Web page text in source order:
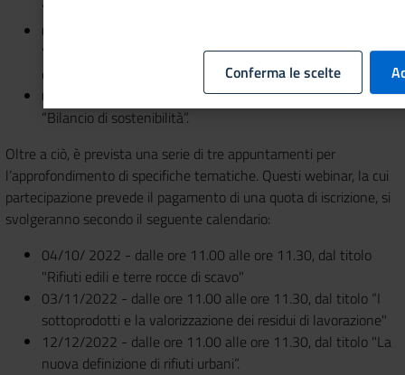
“Responsabilità estesa del produttore: principi generali”
08/11/2022, dalle ore 09.30 alle ore 11.00, dal titolo
“Digitalizzazione delle scritture ambientali”, webinar
dedicato a Vi.Vi.Fir
01/12/2022, dalle ore 09.30 alle ore 11.00, dal titolo
“Bilancio di sostenibilità”.
Oltre a ciò, è prevista una serie di tre appuntamenti per
l’approfondimento di specifiche tematiche. Questi webinar, la cui
partecipazione prevede il pagamento di una quota di iscrizione, si
svolgeranno secondo il seguente calendario:
04/10/ 2022 - dalle ore 11.00 alle ore 11.30, dal titolo
"Rifiuti edili e terre rocce di scavo"
03/11/2022 - dalle ore 11.00 alle ore 11.30, dal titolo “I
sottoprodotti e la valorizzazione dei residui di lavorazione"
12/12/2022 - dalle ore 11.00 alle ore 11.30, dal titolo "La
nuova definizione di rifiuti urbani”.
Conferma le scelte